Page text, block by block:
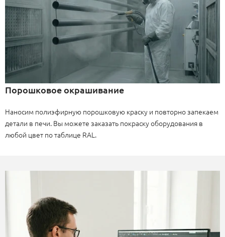
Порошковое окрашивание
Наносим полиэфирную порошковую краску и повторно запекаем
детали в печи. Вы можете заказать покраску оборудования в
любой цвет по таблице RAL.